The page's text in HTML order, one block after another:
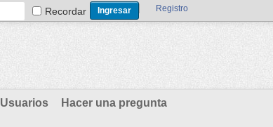
Recordar Registro
Usuarios Hacer una pregunta